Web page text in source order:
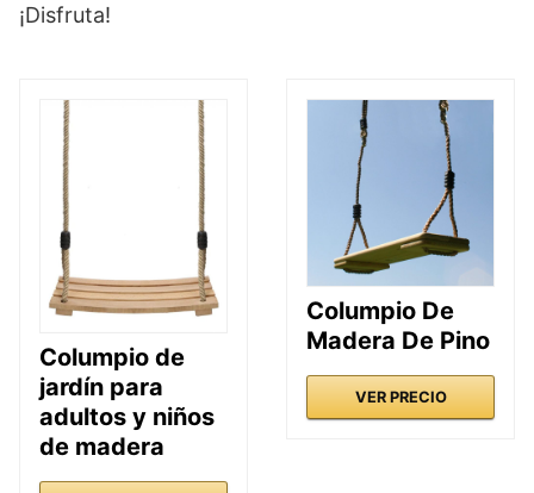
¡Disfruta!
Columpio de
jardín para
adultos y niños
de madera
Columpio De
Madera De Pino
VER PRECIO